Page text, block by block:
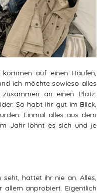
auf einen Haufen,
ich möchte sowieso alles
an einen Platz:
So habt ihr gut im Blick,
Einmal alles aus dem
Jahr lohnt es sich und je
hattet ihr nie an. Alles,
anprobiert. Eigentlich